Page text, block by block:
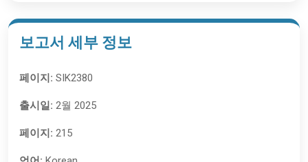
보고서 세부 정보
페이지: SIK2380
출시일: 2월 2025
페이지: 215